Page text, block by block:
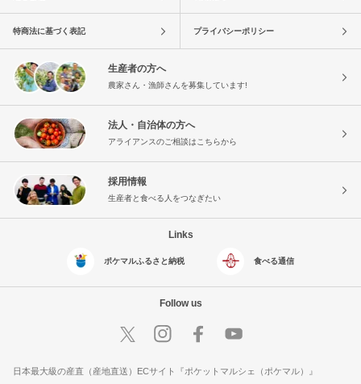
特商法に基づく表記 プライバシーポリシー
生産者の方へ
農家さん・漁師さんを募集しています!
法人・自治体の方へ
アライアンスのご相談はこちらから
採用情報
生産者と食べる人をつなぎたい
Links
ポケマルふるさと納税 食べる通信
Follow us
日本最大級の産直（産地直送）ECサイト『ポケットマルシェ（ポケマル）』